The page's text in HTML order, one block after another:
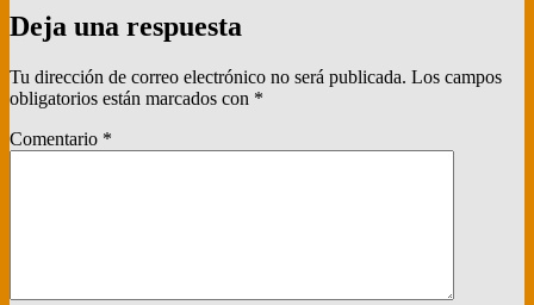
Deja una respuesta
Tu dirección de correo electrónico no será publicada. Los campos
obligatorios están marcados con *
Comentario *